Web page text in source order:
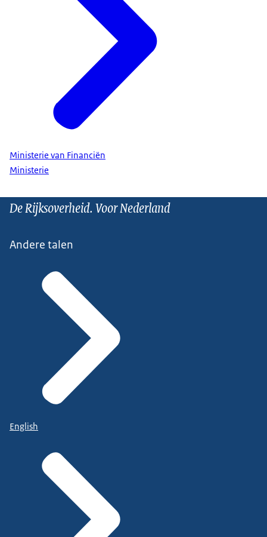
Ministerie van Financiën
Ministerie
De Rijksoverheid. Voor Nederland
Andere talen
English